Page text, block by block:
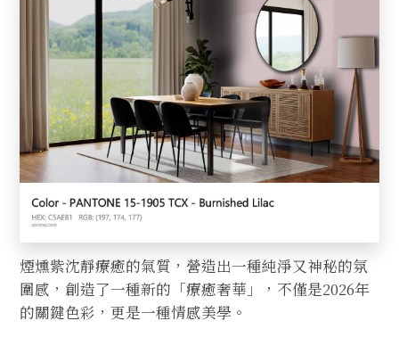
煙燻紫沈靜療癒的氣質，營造出一種純淨又神秘的氛
圍感，創造了一種新的「療癒奢華」，不僅是2026年
的關鍵色彩，更是一種情感美學。